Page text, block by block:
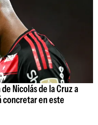
Nicolás de la Cruz a
concretar en este